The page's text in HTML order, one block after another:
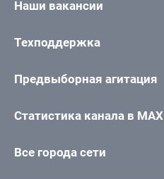
Наши вакансии
Техподдержка
Предвыборная агитация
Статистика канала в MAX
Все города сети